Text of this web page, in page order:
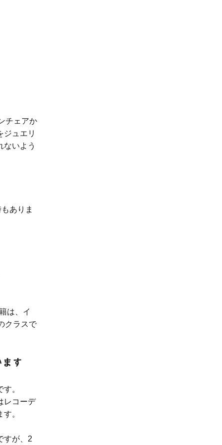
チェアか
ジュエリ
ないよう
ありま
は、イ
クラスで
す
す。
レコーデ
す。
すが、2